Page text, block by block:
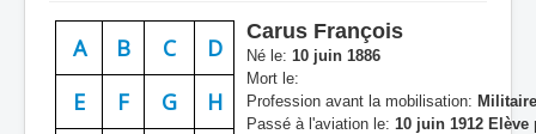
Escadrilles
Organisation
Avions
A B C
D
E
F G
H
Carus François
Né le: 10 juin 1886
Mort le:
Profession avant la mobilisation: Militaire
Passé à l'aviation le: 10 juin 1912 Elève